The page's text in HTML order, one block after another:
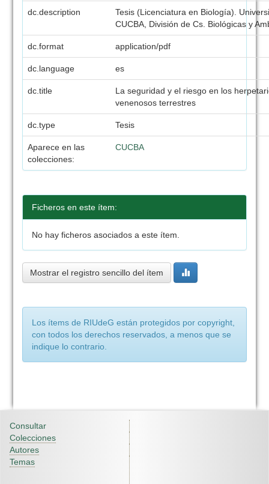
dc.description
Tesis (Licenciatura en Biología).
CUCBA, División de Cs. Biológicas y
dc.format application/pdf
dc.language es
dc.title
La seguridad y el riesgo en los
venenosos terrestres
dc.type Tesis
Aparece en las
colecciones:
CUCBA
Ficheros en este ítem:
No hay ficheros asociados a este ítem.
Mostrar el registro sencillo del ítem
Los ítems de RIUdeG están protegidos por copyright,
con todos los derechos reservados, a menos que se
indique lo contrario.
Consultar
Colecciones
Autores
Temas